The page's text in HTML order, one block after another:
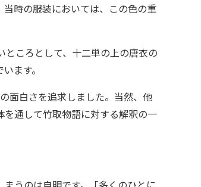
時の服装においては、この色の重
ころとして、十二単の上の唐衣の
ます。
面白さを追求しました。当然、他
通して竹取物語に対する解釈の一